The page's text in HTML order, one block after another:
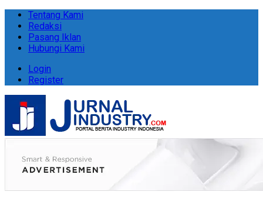
Tentang Kami
Redaksi
Pasang Iklan
Hubungi Kami
Login
Register